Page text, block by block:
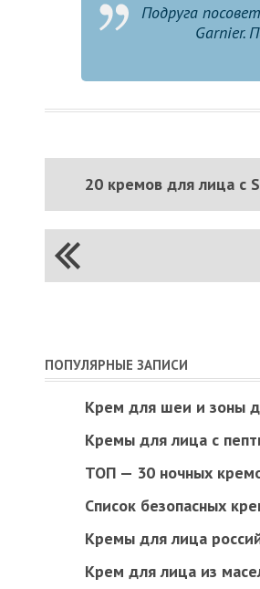
Подруга
Garnier.
20 кремов для лица с
ПОПУЛЯРНЫЕ ЗАПИСИ
Крем для шеи и зоны
Кремы для лица с
ТОП — 30 ночных
Список безопасных
Кремы для лица
Крем для лица из